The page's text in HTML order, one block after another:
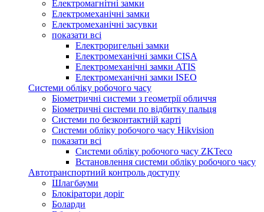
Електромагнітні замки
Електромеханічні замки
Електромеханічні засувки
показати всі
Електроригельні замки
Електромеханічні замки CISA
Електромеханічні замки ATIS
Електромеханічні замки ISEO
Системи обліку робочого часу
Біометричні системи з геометрії обличчя
Біометричні системи по відбитку пальця
Системи по безконтактній карті
Системи обліку робочого часу Hikvision
показати всі
Системи обліку робочого часу ZKTeco
Встановлення системи обліку робочого часу
Автотранспортний контроль доступу
Шлагбауми
Блокіратори доріг
Боларди